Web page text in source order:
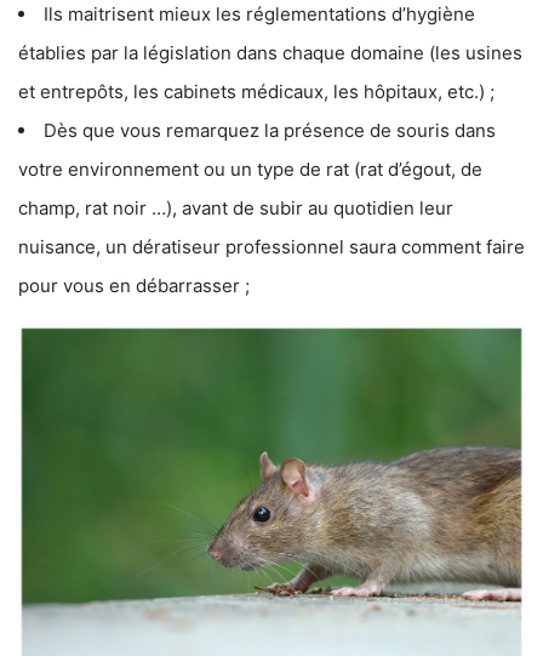
Ils maitrisent mieux les réglementations d’hygiène
établies par la législation dans chaque domaine (les usines
et entrepôts, les cabinets médicaux, les hôpitaux, etc.) ;
Dès que vous remarquez la présence de souris dans
votre environnement ou un type de rat (rat d’égout, de
champ, rat noir …), avant de subir au quotidien leur
nuisance, un dératiseur professionnel saura comment faire
pour vous en débarrasser ;